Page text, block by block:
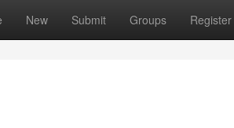
New Submit Groups Register